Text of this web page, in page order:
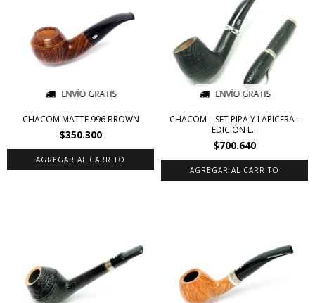
ENVÍO GRATIS
CHACOM MATTE 996 BROWN
$350.300
ENVÍO GRATIS
CHACOM – SET PIPA Y LAPICERA -
EDICIÓN L...
$700.640